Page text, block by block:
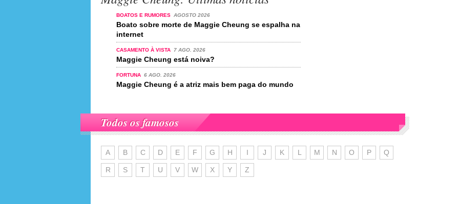
BOATOS E RUMORES AGOSTO 2026
Boato sobre morte de Maggie Cheung se espalha na
internet
CASAMENTO À VISTA 7 AGO. 2026
Maggie Cheung está noiva?
FORTUNA 6 AGO. 2026
Maggie Cheung é a atriz mais bem paga do mundo
Todos os famosos
A B C D E F G H I J K L M N O P Q
R S T U V W X Y Z